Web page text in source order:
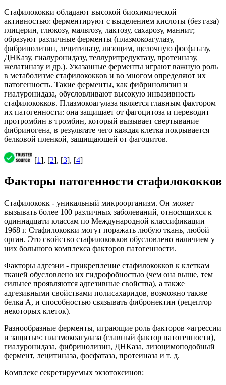
Стафилококки обладают высокой биохимической
активностью: ферментируют с выделением кислоты (без газа)
глицерин, глюкозу, мальтозу, лактозу, сахарозу, маннит;
образуют различные ферменты (плазмокоагулазу,
фибринолизин, лецитиназу, лизоцим, щелочную фосфатазу,
ДНКазу, гиалуронидазу, теллуритредуктазу, протеиназу,
желатиназу и др.). Указанные ферменты играют важную роль
в метаболизме стафилококков и во многом определяют их
патогенность. Такие ферменты, как фибринолизин и
гиалуронидаза, обусловливают высокую инвазивность
стафилококков. Плазмокоагулаза является главным фактором
их патогенности: она защищает от фагоцитоза и переводит
протромбин в тромбин, который вызывает свертывание
фибриногена, в результате чего каждая клетка покрывается
белковой пленкой, защищающей от фагоцитов.
[1], [2], [3], [4]
Факторы патогенности стафилококков
Стафилококк - уникальный микроорганизм. Он может
вызывать более 100 различных заболеваний, относящихся к
одиннадцати классам по Международной классификации
1968 г. Стафилококки могут поражать любую ткань, любой
орган. Это свойство стафилококков обусловлено наличием у
них большого комплекса факторов патогенности.
Факторы адгезии - прикрепление стафилококков к клеткам
тканей обусловлено их гидрофобностью (чем она выше, тем
сильнее проявляются адгезивные свойства), а также
адгезивными свойствами полисахаридов, возможно также
белка А, и способностью связывать фибронектин (рецептор
некоторых клеток).
Разнообразные ферменты, играющие роль факторов «агрессии
и защиты»: плазмокоагулаза (главный фактор патогенности),
гиалуронидаза, фибринолизин, ДНКаза, лизоцимоподобный
фермент, лецитиназа, фосфатаза, протеиназа и т. д.
Комплекс секретируемых экзотоксинов: